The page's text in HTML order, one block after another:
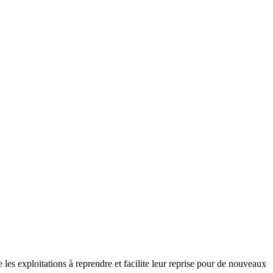
exploitations à reprendre et facilite leur reprise pour de nouveaux